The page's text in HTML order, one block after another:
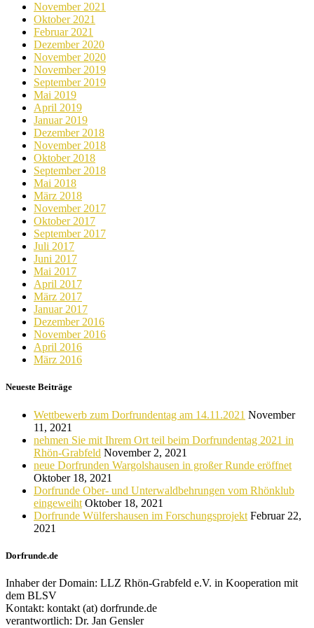
November 2021
Oktober 2021
Februar 2021
Dezember 2020
November 2020
November 2019
September 2019
Mai 2019
April 2019
Januar 2019
Dezember 2018
November 2018
Oktober 2018
September 2018
Mai 2018
März 2018
November 2017
Oktober 2017
September 2017
Juli 2017
Juni 2017
Mai 2017
April 2017
März 2017
Januar 2017
Dezember 2016
November 2016
April 2016
März 2016
Neueste Beiträge
Wettbewerb zum Dorfrundentag am 14.11.2021 November
11, 2021
nehmen Sie mit Ihrem Ort teil beim Dorfrundentag 2021 in
Rhön-Grabfeld November 2, 2021
neue Dorfrunden Wargolshausen in großer Runde eröffnet
Oktober 18, 2021
Dorfrunde Ober- und Unterwaldbehrungen vom Rhönklub
eingeweiht Oktober 18, 2021
Dorfrunde Wülfershausen im Forschungsprojekt Februar 22,
2021
Dorfrunde.de
Inhaber der Domain: LLZ Rhön-Grabfeld e.V. in Kooperation mit
dem BLSV
Kontakt: kontakt (at) dorfrunde.de
verantwortlich: Dr. Jan Gensler